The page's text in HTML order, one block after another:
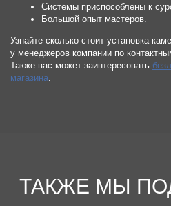
Системы приспособлены к
Большой опыт мастеров.
Узнайте сколько стоит установка
у менеджеров компании по
Также вас может заинтересовать
магазина
ТАКЖЕ МЫ